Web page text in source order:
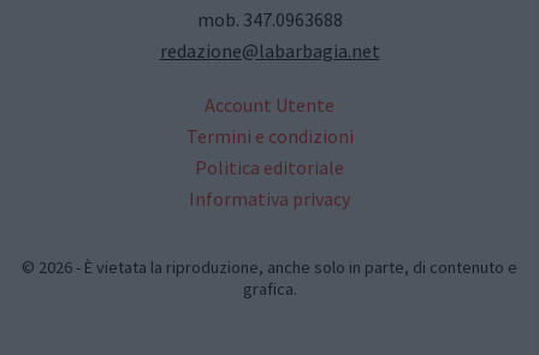
mob. 347.0963688
redazione@labarbagia.net
Account Utente
Termini e condizioni
Politica editoriale
Informativa privacy
© 2026 - È vietata la riproduzione, anche solo in parte, di contenuto e
grafica.